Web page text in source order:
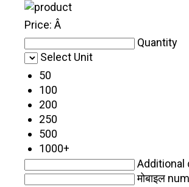
Price: Â
Quantity
Select Unit
50
100
200
250
500
1000+
Additional
मोबाइल